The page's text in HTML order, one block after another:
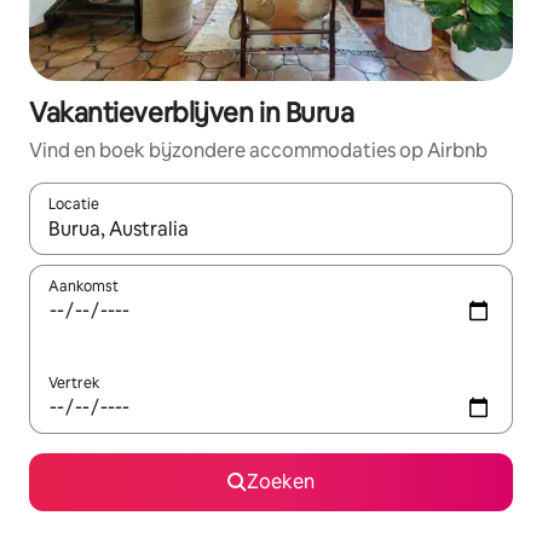
Vakantieverblijven in Burua
Vind en boek bijzondere accommodaties op Airbnb
Locatie
Wanneer er resultaten beschikbaar zijn, maak je een keuze
Aankomst
Vertrek
Zoeken